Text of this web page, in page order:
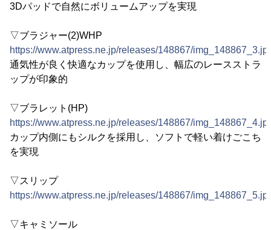
3Dパッドで自然にボリュームアップを実現
▽ブラジャー(2)WHP
https://www.atpress.ne.jp/releases/148867/
通気性が良く快適なカップを使用し、幅広のレースストラ
ップが印象的
▽ブラレット(HP)
https://www.atpress.ne.jp/releases/148867/
カップ内側にもシルクを採用し、ソフトで軽い着けごこち
を実現
▽スリップ
https://www.atpress.ne.jp/releases/148867/
▽キャミソール